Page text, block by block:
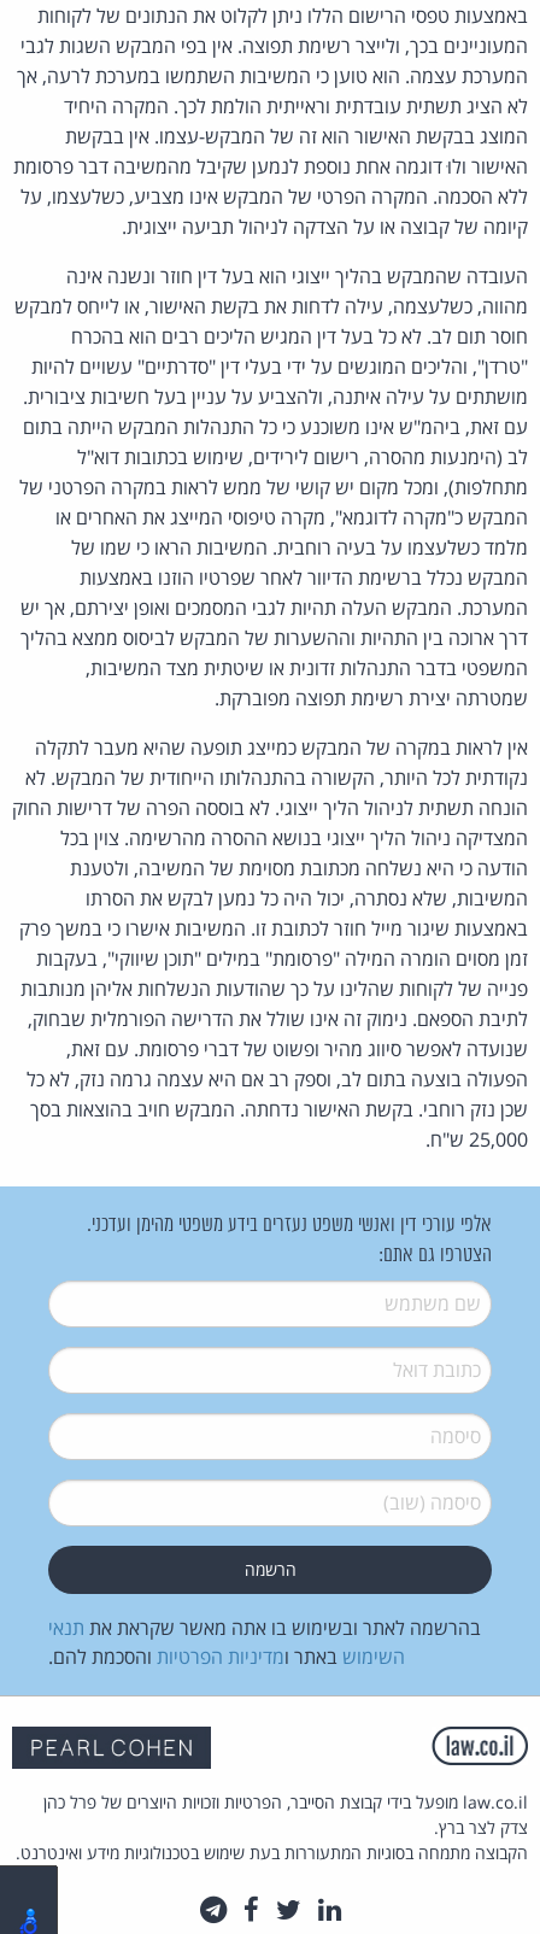
באמצעות טפסי הרישום הללו ניתן לקלוט את הנתונים של לקוחות
המעוניינים בכך, ולייצר רשימת תפוצה. אין בפי המבקש השגות לגבי
המערכת עצמה. הוא טוען כי המשיבות השתמשו במערכת לרעה, אך
לא הציג תשתית עובדתית וראייתית הולמת לכך. המקרה היחיד
המוצג בבקשת האישור הוא זה של המבקש-עצמו. אין בבקשת
האישור ולוּ דוגמה אחת נוספת לנמען שקיבל מהמשיבה דבר פרסומת
ללא הסכמה. המקרה הפרטי של המבקש אינו מצביע, כשלעצמו, על
קיומה של קבוצה או על הצדקה לניהול תביעה ייצוגית.
העובדה שהמבקש בהליך ייצוגי הוא בעל דין חוזר ונשנה אינה
מהווה, כשלעצמה, עילה לדחות את בקשת האישור, או לייחס למבקש
חוסר תום לב. לא כל בעל דין המגיש הליכים רבים הוא בהכרח
"טרדן", והליכים המוגשים על ידי בעלי דין "סדרתיים" עשויים להיות
מושתתים על עילה איתנה, ולהצביע על עניין בעל חשיבות ציבורית.
עם זאת, ביהמ"ש אינו משוכנע כי כל התנהלות המבקש הייתה בתום
לב (הימנעות מהסרה, רישום לירידים, שימוש בכתובות דוא"ל
מתחלפות), ומכל מקום יש קושי של ממש לראות במקרה הפרטני של
המבקש כ"מקרה לדוגמא", מקרה טיפוסי המייצג את האחרים או
מלמד כשלעצמו על בעיה רוחבית. המשיבות הראו כי שמו של
המבקש נכלל ברשימת הדיוור לאחר שפרטיו הוזנו באמצעות
המערכת. המבקש העלה תהיות לגבי המסמכים ואופן יצירתם, אך יש
דרך ארוכה בין התהיות וההשערות של המבקש לביסוס ממצא בהליך
המשפטי בדבר התנהלות זדונית או שיטתית מצד המשיבות,
שמטרתה יצירת רשימת תפוצה מפוברקת.
אין לראות במקרה של המבקש כמייצג תופעה שהיא מעבר לתקלה
נקודתית לכל היותר, הקשורה בהתנהלותו הייחודית של המבקש. לא
הונחה תשתית לניהול הליך ייצוגי. לא בוססה הפרה של דרישות החוק
המצדיקה ניהול הליך ייצוגי בנושא ההסרה מהרשימה. צוין בכל
הודעה כי היא נשלחה מכתובת מסוימת של המשיבה, ולטענת
המשיבות, שלא נסתרה, יכול היה כל נמען לבקש את הסרתו
באמצעות שיגור מייל חוזר לכתובת זו. המשיבות אישרו כי במשך פרק
זמן מסוים הומרה המילה "פרסומת" במילים "תוכן שיווקי", בעקבות
פנייה של לקוחות שהלינו על כך שהודעות הנשלחות אליהן מנותבות
לתיבת הספאם. נימוק זה אינו שולל את הדרישה הפורמלית שבחוק,
שנועדה לאפשר סיווג מהיר ופשוט של דברי פרסומת. עם זאת,
הפעולה בוצעה בתום לב, וספק רב אם היא עצמה גרמה נזק, לא כל
שכן נזק רוחבי. בקשת האישור נדחתה. המבקש חויב בהוצאות בסך
25,000 ש"ח.
אלפי עורכי דין ואנשי משפט נעזרים בידע משפטי מהימן ועדכני.
הצטרפו גם אתם:
שם משתמש*
דואל*
סיסמה*
סיסמה (שוב)*
בהרשמה לאתר ובשימוש בו אתה מאשר שקראת את תנאי
השימוש באתר ומדיניות הפרטיות והסכמת להם.
law.co.il מופעל בידי קבוצת הסייבר, הפרטיות וזכויות היוצרים של פרל כהן
צדק לצר ברץ.
הקבוצה מתמחה בסוגיות המתעוררות בעת שימוש בטכנולוגיות מידע ואינטרנט.
לינקדאין
טוויטרפייסבוק